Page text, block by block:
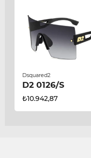
Dsquared2
D2 0126/S
₺10.942,87